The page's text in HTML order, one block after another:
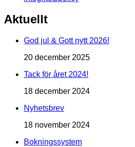
Aktuellt
God jul & Gott nytt 2026!
20 december 2025
Tack för året 2024!
18 december 2024
Nyhetsbrev
18 november 2024
Bokningssystem